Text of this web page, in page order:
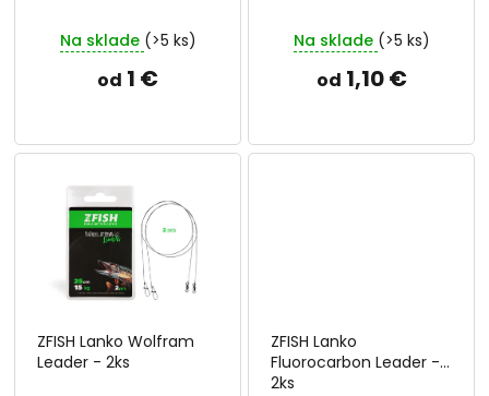
Na sklade (>5 ks)
od 1 €
Na sklade (>5 ks)
od 1,10 €
ZFISH Lanko Wolfram
Leader - 2ks
ZFISH Lanko
Fluorocarbon Leader -
2ks